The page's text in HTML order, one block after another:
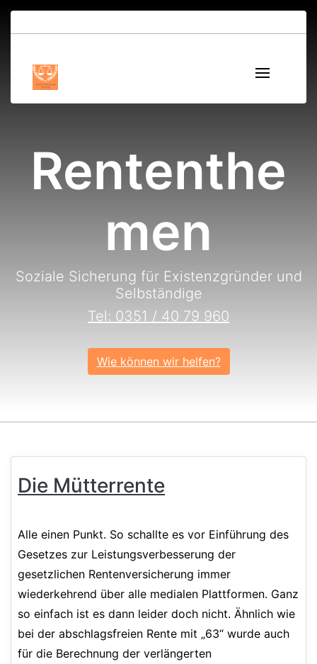
Rententhe
men
Soziale Sicherung für Existenzgründer und
Selbständige
Tel: 0351 / 40 79 960
Wie können wir helfen?
Die Mütterrente
Alle einen Punkt. So schallte es vor Einführung des
Gesetzes zur Leistungsverbesserung der
gesetzlichen Rentenversicherung immer
wiederkehrend über alle medialen Plattformen. Ganz
so einfach ist es dann leider doch nicht. Ähnlich wie
bei der abschlagsfreien Rente mit „63“ wurde auch
für die Berechnung der verlängerten